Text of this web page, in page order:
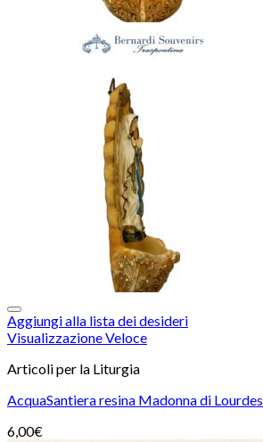
Aggiungi alla lista dei desideri
Visualizzazione Veloce
Articoli per la Liturgia
AcquaSantiera resina Madonna di Lourdes
6,00€